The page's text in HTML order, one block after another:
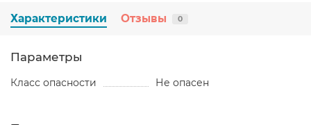
Характеристики Отзывы 0
Параметры
Класс опасности Не опасен